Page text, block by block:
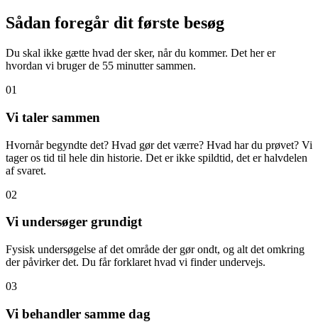
Sådan foregår dit første besøg
Du skal ikke gætte hvad der sker, når du kommer. Det her er
hvordan vi bruger de 55 minutter sammen.
01
Vi taler sammen
Hvornår begyndte det? Hvad gør det værre? Hvad har du prøvet? Vi
tager os tid til hele din historie. Det er ikke spildtid, det er halvdelen
af svaret.
02
Vi undersøger grundigt
Fysisk undersøgelse af det område der gør ondt, og alt det omkring
der påvirker det. Du får forklaret hvad vi finder undervejs.
03
Vi behandler samme dag